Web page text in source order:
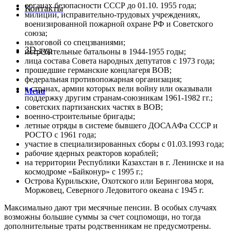
Контакты
3D-тур
Menu
органах безопасности СССР до 01.10. 1955 года;
милиции, исправительно-трудовых учреждениях,
военизированной пожарной охране РФ и Советского
союза;
налоговой со спецзваниями;
истребительные батальоны в 1944-1955 годы;
лица состава Совета народных депутатов с 1973 года;
прошедшие германские концлагеря ВОВ;
федеральная противопожарная организация;
в странах, армии которых вели войну или оказывали
поддержку другим странам-союзникам 1961-1982 гг.;
советских партизанских частях в ВОВ;
военно-строительные бригады;
летные отряды в системе бывшего ДОСААФа СССР и
РОСТО с 1961 года;
участие в специализированных сборы с 01.03.1993 года;
рабочие ядерных реакторов кораблей;
на территории Республики Казахстан в г. Ленинске и на
космодроме «Байконур» с 1995 г.;
Острова Курильские, Охотского или Берингова моря,
Моржовец, Северного Ледовитого океана с 1945 г.
Максимально дают три месячные пенсии. В особых случаях
возможны большие суммы за счет соцпомощи, но тогда
дополнительные траты родственникам не предусмотрены.